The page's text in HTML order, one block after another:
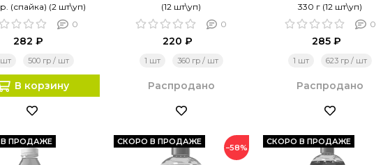
(спайка) (2 шт\уп)
0
282 ₽
шт 500 гр / шт
В корзину
(12 шт\уп)
0
220 ₽
1 шт 360 гр / шт
Распродано
330 г (12 шт\уп)
0
285 ₽
1 шт 623 гр / шт
Распродано
ПРОДАЖЕ СКОРО В ПРОДАЖЕ
−58%
СКОРО В ПРОДАЖЕ